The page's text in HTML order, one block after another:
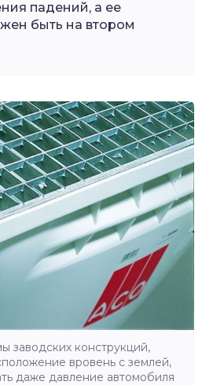
падений, а ее
быть на втором
заводских конструкций,
вровень с землей,
даже давление автомобиля